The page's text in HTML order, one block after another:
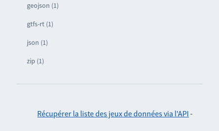
geojson (1)
gtfs-rt (1)
json (1)
zip (1)
Récupérer la liste des jeux de données via l'API -